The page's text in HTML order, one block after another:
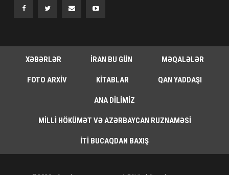
XƏBƏRLƏR İRAN BU GÜN MƏQALƏLƏR
FOTO ARXIV KITABLAR QAN YADDAŞI
ANA DILIMIZ
MILLI HÖKÜMƏT VƏ AZƏRBAYCAN RUZNAMƏSI
İTI BUCAQDAN BAXIŞ